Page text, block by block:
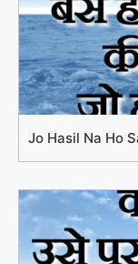
Jo Hasil Na Ho